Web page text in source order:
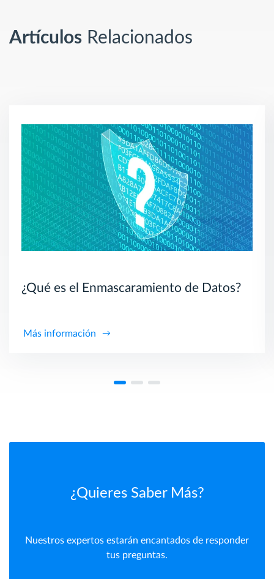
Artículos Relacionados
¿Qué es el Enmascaramiento de Datos?
Más información
¿Quieres Saber Más?
Nuestros expertos estarán encantados de responder
tus preguntas.